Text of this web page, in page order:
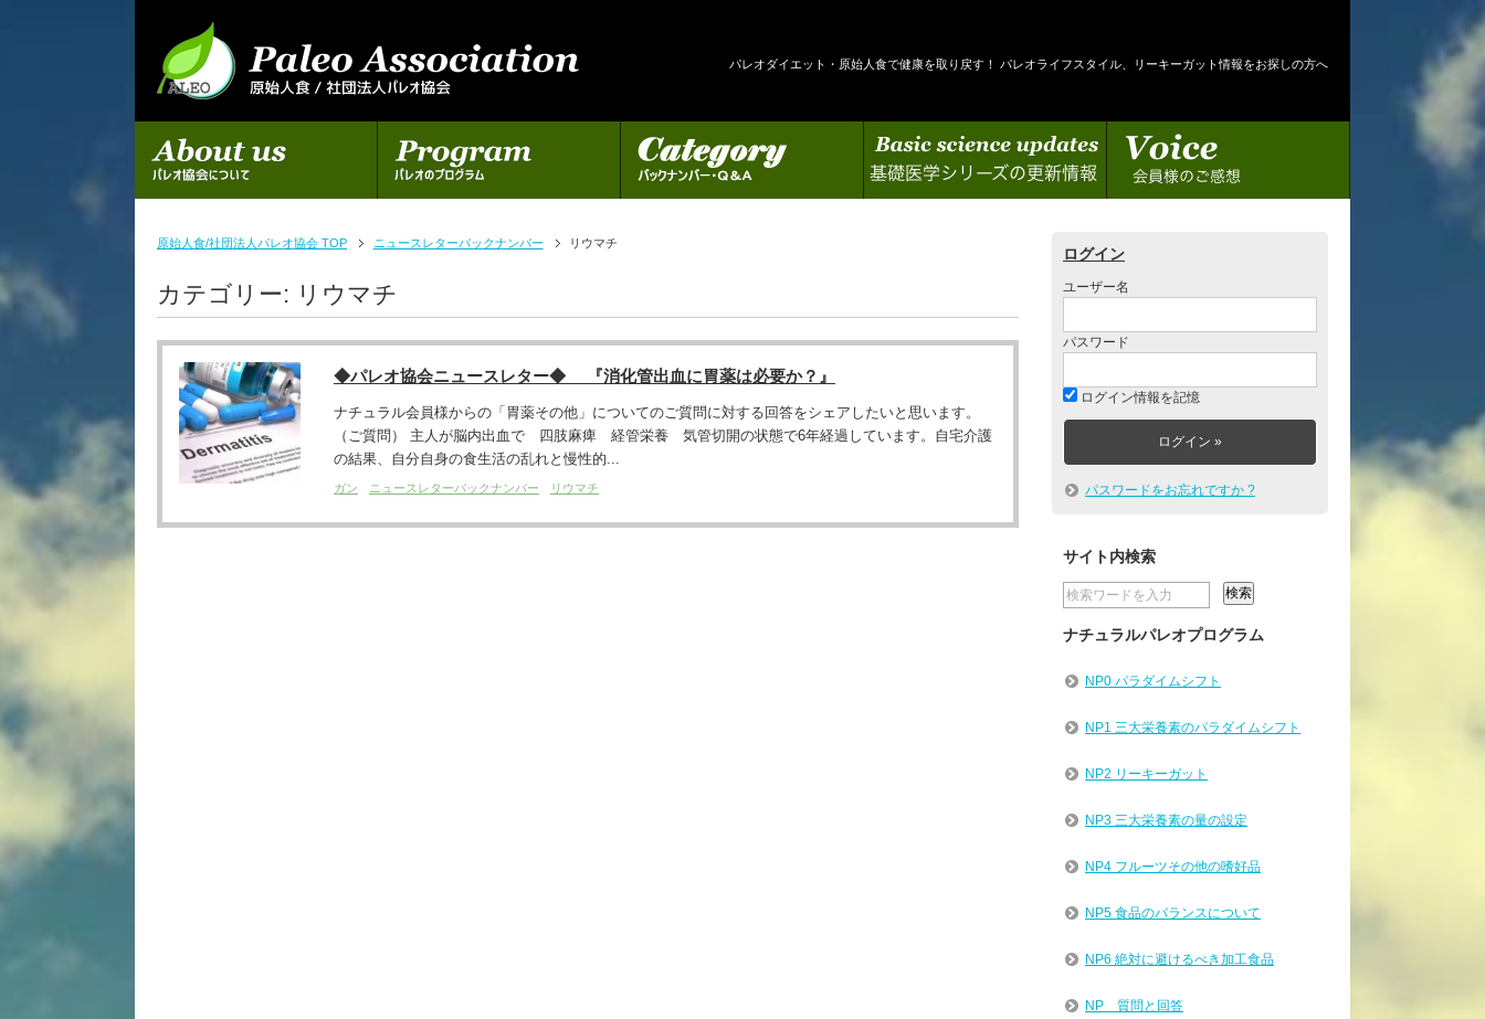
パレオダイエット・原始人食で健康を取り戻す！ パレオライフスタイル、リーキーガット情報をお探しの方へ
初めての方へ パレオのプログラム カテゴリー 基礎医学シリーズの更新情報 会員様のご感想
原始人食/社団法人パレオ協会 TOP ニュースレターバックナンバー リウマチ
カテゴリー: リウマチ
◆パレオ協会ニュースレター◆ 『消化管出血に胃薬は必要か？』
ナチュラル会員様からの「胃薬その他」についてのご質問に対する回答をシェアしたいと思います。
（ご質問） 主人が脳内出血で 四肢麻痺 経管栄養 気管切開の状態で6年経過しています。自宅介護
の結果、自分自身の食生活の乱れと慢性的...
ガン ニュースレターバックナンバー リウマチ
ログイン
ユーザー名
パスワード
ログイン情報を記憶
パスワードをお忘れですか ?
サイト内検索
ナチュラルパレオプログラム
NP0 パラダイムシフト
NP1 三大栄養素のパラダイムシフト
NP2 リーキーガット
NP3 三大栄養素の量の設定
NP4 フルーツその他の嗜好品
NP5 食品のバランスについて
NP6 絶対に避けるべき加工食品
NP 質問と回答